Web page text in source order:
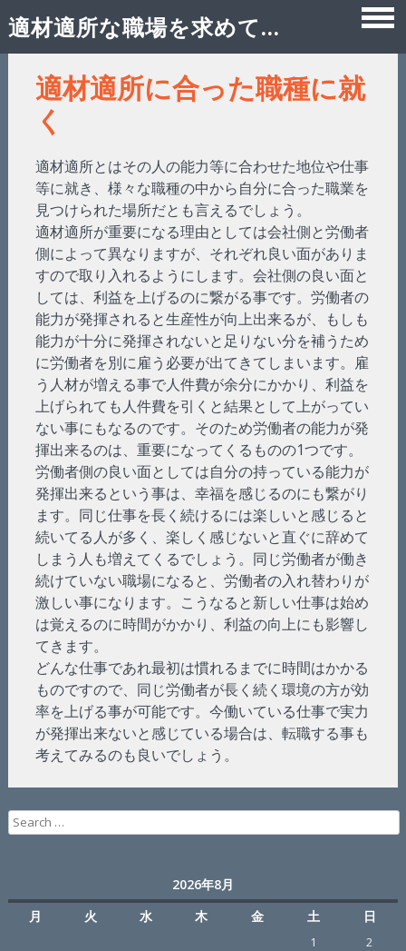
適材適所な職場を求めて…
content
適材適所に合った職種に就
く
適材適所とはその人の能力等に合わせた地位や仕事
等に就き、様々な職種の中から自分に合った職業を
見つけられた場所だとも言えるでしょう。
適材適所が重要になる理由としては会社側と労働者
側によって異なりますが、それぞれ良い面がありま
すので取り入れるようにします。会社側の良い面と
しては、利益を上げるのに繋がる事です。労働者の
能力が発揮されると生産性が向上出来るが、もしも
能力が十分に発揮されないと足りない分を補うため
に労働者を別に雇う必要が出てきてしまいます。雇
う人材が増える事で人件費が余分にかかり、利益を
上げられても人件費を引くと結果として上がってい
ない事にもなるのです。そのため労働者の能力が発
揮出来るのは、重要になってくるものの1つです。
労働者側の良い面としては自分の持っている能力が
発揮出来るという事は、幸福を感じるのにも繋がり
ます。同じ仕事を長く続けるには楽しいと感じると
続いてる人が多く、楽しく感じないと直ぐに辞めて
しまう人も増えてくるでしょう。同じ労働者が働き
続けていない職場になると、労働者の入れ替わりが
激しい事になります。こうなると新しい仕事は始め
は覚えるのに時間がかかり、利益の向上にも影響し
てきます。
どんな仕事であれ最初は慣れるまでに時間はかかる
ものですので、同じ労働者が長く続く環境の方が効
率を上げる事が可能です。今働いている仕事で実力
が発揮出来ないと感じている場合は、転職する事も
考えてみるのも良いでしょう。
Search
for:
2026年8月
月
火 水 木 金 土 日
1
2